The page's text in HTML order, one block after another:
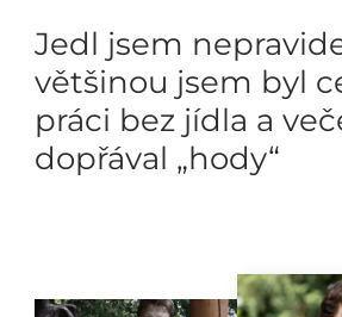
Jedl jsem
většinou jsem byl
práci bez jídla a
dopřával „hody“